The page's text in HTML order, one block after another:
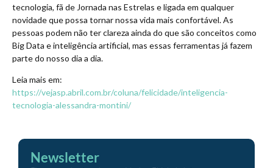
tecnologia, fã de Jornada nas Estrelas e ligada em qualquer
novidade que possa tornar nossa vida mais confortável. As
pessoas podem não ter clareza ainda do que são conceitos como
Big Data e inteligência artificial, mas essas ferramentas já fazem
parte do nosso dia a dia.
Leia mais em:
https://vejasp.abril.com.br/coluna/felicidade/inteligencia-
tecnologia-alessandra-montini/
Newsletter